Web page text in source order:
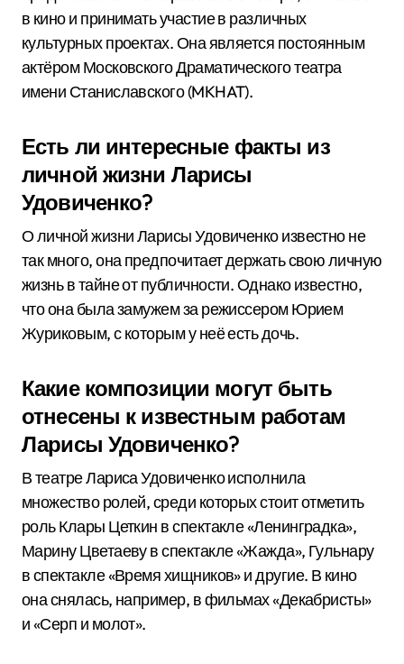
в кино и принимать участие в различных
культурных проектах. Она является постоянным
актёром Московского Драматического театра
имени Станиславского (MKHAT).
Есть ли интересные факты из
личной жизни Ларисы
Удовиченко?
О личной жизни Ларисы Удовиченко известно не
так много, она предпочитает держать свою личную
жизнь в тайне от публичности. Однако известно,
что она была замужем за режиссером Юрием
Журиковым, с которым у неё есть дочь.
Какие композиции могут быть
отнесены к известным работам
Ларисы Удовиченко?
В театре Лариса Удовиченко исполнила
множество ролей, среди которых стоит отметить
роль Клары Цеткин в спектакле «Ленинградка»,
Марину Цветаеву в спектакле «Жажда», Гульнару
в спектакле «Время хищников» и другие. В кино
она снялась, например, в фильмах «Декабристы»
и «Серп и молот».